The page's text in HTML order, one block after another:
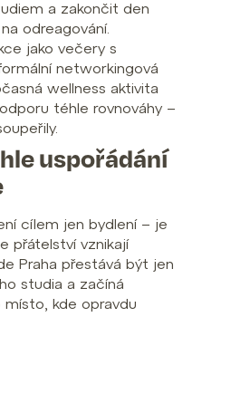
a zakončit den
odreagování.
jako večery s
networkingová
wellness aktivita
téhle rovnováhy –
uspořádání
cílem jen bydlení – je
přátelství vznikají
Praha přestává být jen
studia a začíná
místo, kde opravdu